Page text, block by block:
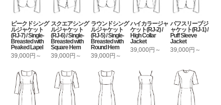
ピークドシング
ルジャケット
(RJ-7) / Single-
Breasted with
Peaked Lapel
39,000円～
スクエアシング
ルジャケット
(RJ-6) / Single-
Breasted with
Square Hem
39,000円～
ラウンドシング
ルジャケット
(RJ-5) / Single-
Breasted with
Round Hem
39,000円～
ハイカラージャ
ケット(RJ-2) /
High Collar
Jacket
39,000円～
パフスリーブジ
ャケット(RJ-1) /
Puff Sleeve
Jacket
39,000円～